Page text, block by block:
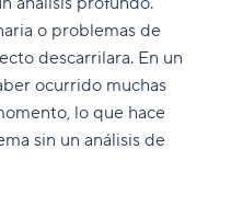
o problemas de
descarrilara. En un
ocurrido muchas
lo que hace
sin un análisis de